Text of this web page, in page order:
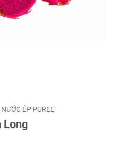
NƯỚC ÉP PUREE
Long